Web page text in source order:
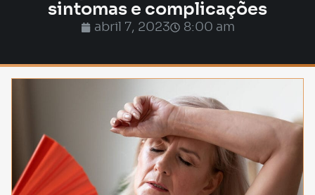
sintomas e complicações
abril 7, 2023 8:00 am